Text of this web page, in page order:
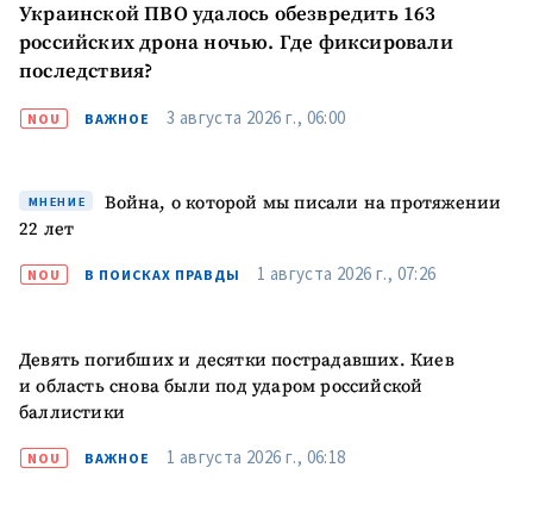
Украинской ПВО удалось обезвредить 163
российских дрона ночью. Где фиксировали
последствия?
NOU ВАЖНОЕ 3 августа 2026 г., 06:00
МНЕНИЕ
Война, о которой мы писали на протяжении
22 лет
NOU В ПОИСКАХ ПРАВДЫ 1 августа 2026 г., 07:26
Девять погибших и десятки пострадавших. Киев
и область снова были под ударом российской
баллистики
NOU ВАЖНОЕ 1 августа 2026 г., 06:18